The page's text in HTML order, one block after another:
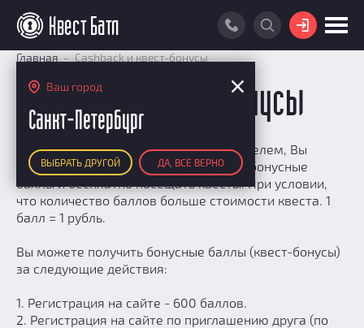
Ваш город
Санкт-Петербург
ВЫБРАТЬ ДРУГОЙ ДА, ВСЕ ВЕРНО
ВОЙТИ
РЕЙТИНГ КВЕСТОВ
КАРТА КВЕСТОВ
РЕЙТИНГ КОМАНД
Итоговый рейтинг
По количеству очков
По качеству игры
Список команд
Cashback
Главная Cashback и квест-бонусы
Cashback и квест-бонусы
Будучи зарегистрировнным пользователем, Вы
получаете возможность накапливать бонусные
баллы и бесплатно посещать квесты. При условии,
что количество баллов больше стоимости квеста. 1
балл = 1 рубль.
Вы можете получить бонусные баллы (квест-бонусы)
за следующие действия:
1. Регистрация на сайте - 600 баллов.
2. Регистрация на сайте по приглашению друга (по